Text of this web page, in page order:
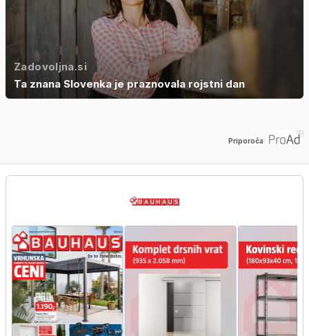
Zadovoljna.si
Ta znana Slovenka je praznovala rojstni dan
Priporoča